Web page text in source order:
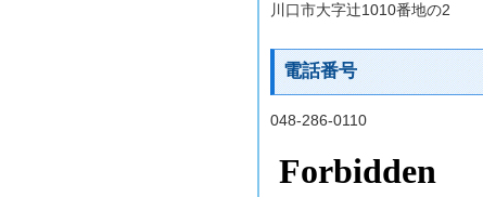
川口市大字辻1010番地の2
電話番号
048-286-0110